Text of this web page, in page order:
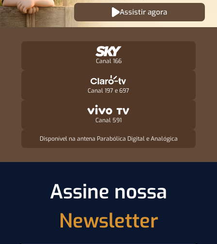
Assistir agora
Canal 166
Canal 197 e 697
Canal 591
Disponível na antena Parabólica Digital e Analógica
Assine nossa
Newsletter